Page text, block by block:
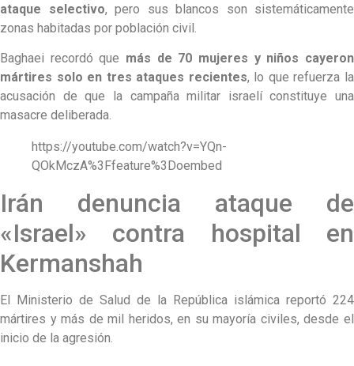
ataque selectivo, pero sus blancos son sistemáticamente
zonas habitadas por población civil.
Baghaei recordó que más de 70 mujeres y niños cayeron
mártires solo en tres ataques recientes, lo que refuerza la
acusación de que la campaña militar israelí constituye una
masacre deliberada.
https://youtube.com/watch?v=YQn-
QOkMczA%3Ffeature%3Doembed
Irán denuncia ataque de
«Israel» contra hospital en
Kermanshah
El Ministerio de Salud de la República islámica reportó 224
mártires y más de mil heridos, en su mayoría civiles, desde el
inicio de la agresión.